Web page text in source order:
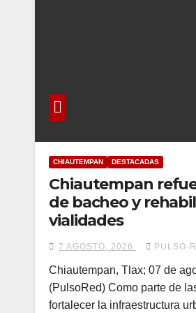
CHIAUTEMPAN DESTACADAS
Chiautempan
de bacheo y
vialidades
7 AGOSTO, 2026 PULSO-
Chiautempan, Tlax; 07 de
(PulsoRed) Como parte de
fortalecer la infraestructura